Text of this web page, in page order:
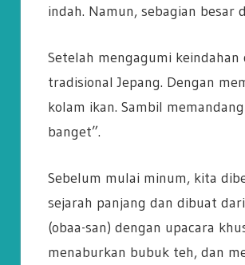
indah. Namun, sebagian besar
Setelah mengagumi
tradisional Jepang. Dengan
kolam ikan. Sambil
banget”.
Sebelum mulai minum, kita
sejarah panjang dan dibuat
(obaa-san) dengan upacara
menaburkan bubuk teh, dan